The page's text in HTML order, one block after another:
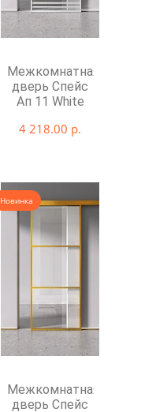
Межкомнатная
дверь Спейс
Ап 11 White
4 218.00 р.
Новинка
Межкомнатная
дверь Спейс